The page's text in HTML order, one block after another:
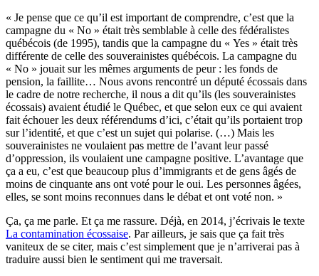
« Je pense que ce qu’il est important de comprendre, c’est que la
campagne du « No » était très semblable à celle des fédéralistes
québécois (de 1995), tandis que la campagne du « Yes » était très
différente de celle des souverainistes québécois. La campagne du
« No » jouait sur les mêmes arguments de peur : les fonds de
pension, la faillite… Nous avons rencontré un député écossais dans
le cadre de notre recherche, il nous a dit qu’ils (les souverainistes
écossais) avaient étudié le Québec, et que selon eux ce qui avaient
fait échouer les deux référendums d’ici, c’était qu’ils portaient trop
sur l’identité, et que c’est un sujet qui polarise. (…) Mais les
souverainistes ne voulaient pas mettre de l’avant leur passé
d’oppression, ils voulaient une campagne positive. L’avantage que
ça a eu, c’est que beaucoup plus d’immigrants et de gens âgés de
moins de cinquante ans ont voté pour le oui. Les personnes âgées,
elles, se sont moins reconnues dans le débat et ont voté non. »
Ça, ça me parle. Et ça me rassure. Déjà, en 2014, j’écrivais le texte
La contamination écossaise. Par ailleurs, je sais que ça fait très
vaniteux de se citer, mais c’est simplement que je n’arriverai pas à
traduire aussi bien le sentiment qui me traversait.